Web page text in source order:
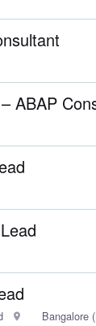
ABAP
Bangalore